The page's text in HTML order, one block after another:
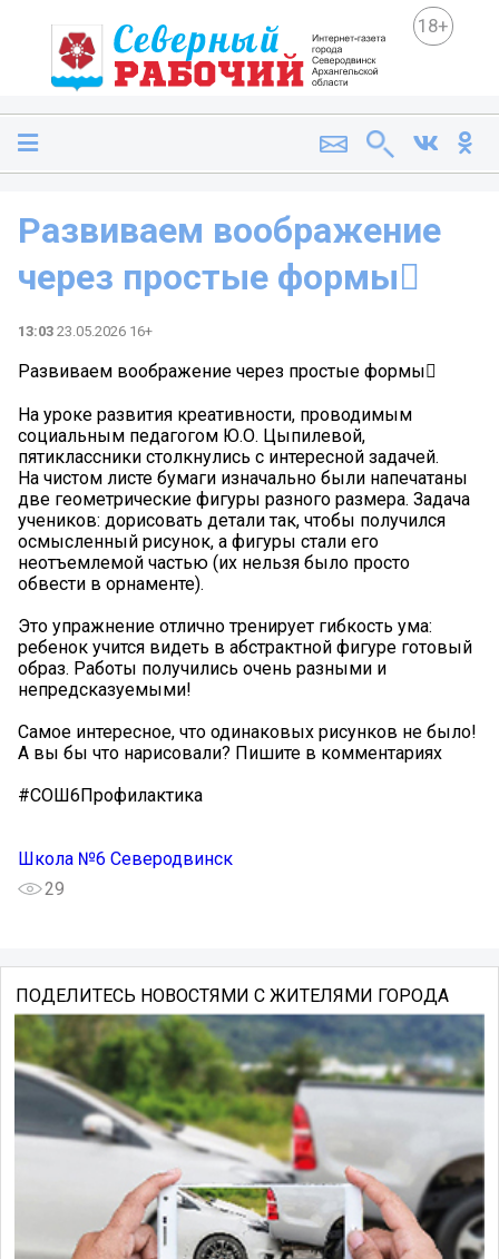
18+
Развиваем воображение
через простые формы🫟
13:03 23.05.2026 16+
Развиваем воображение через простые формы🫟
На уроке развития креативности, проводимым
социальным педагогом Ю.О. Цыпилевой,
пятиклассники столкнулись с интересной задачей.
На чистом листе бумаги изначально были напечатаны
две геометрические фигуры разного размера. Задача
учеников: дорисовать детали так, чтобы получился
осмысленный рисунок, а фигуры стали его
неотъемлемой частью (их нельзя было просто
обвести в орнаменте).
Это упражнение отлично тренирует гибкость ума:
ребенок учится видеть в абстрактной фигуре готовый
образ. Работы получились очень разными и
непредсказуемыми!
Самое интересное, что одинаковых рисунков не было!
А вы бы что нарисовали? Пишите в комментариях
#СОШ6Профилактика
Школа №6 Северодвинск
29
ПОДЕЛИТЕСЬ НОВОСТЯМИ С ЖИТЕЛЯМИ ГОРОДА